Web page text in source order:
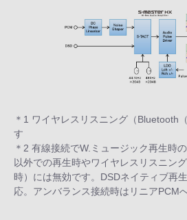
＊1 ワイヤレスリスニング（Bluetooth
す
＊2 有線接続でW.ミュージック再生時
以外での再生時やワイヤレスリスニン
時）には無効です。DSDネイティブ再
応。アンバランス接続時はリニアPCM